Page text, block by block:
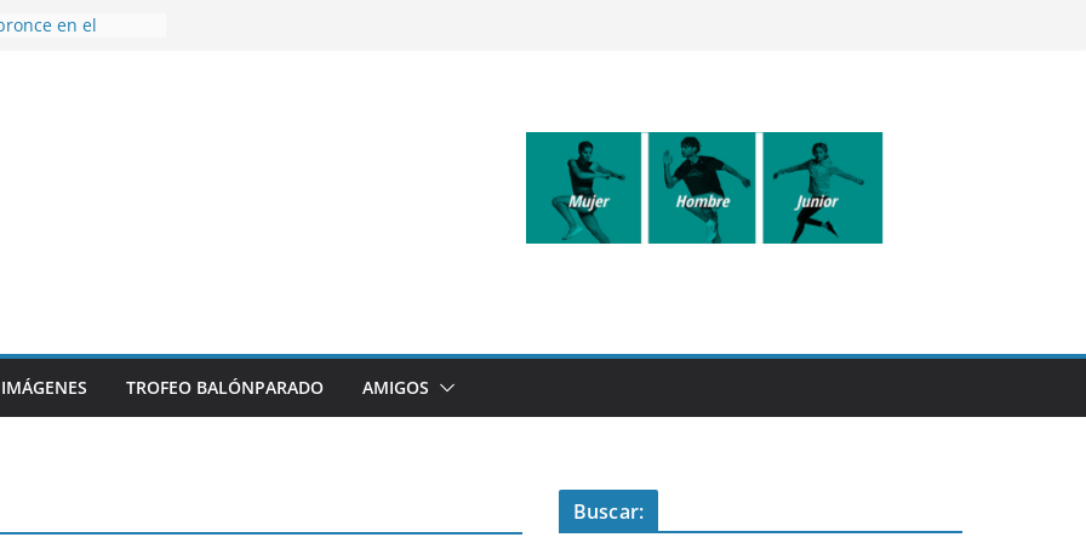
en el
la plantilla y
de
sumando
IMÁGENES TROFEO BALÓNPARADO AMIGOS
Buscar: